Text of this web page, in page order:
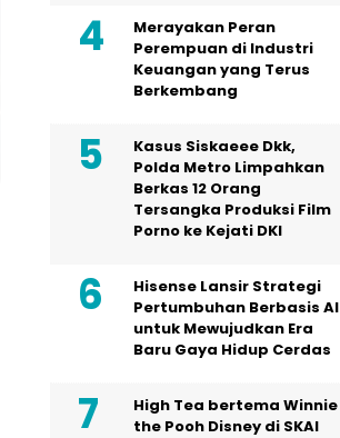
Merayakan Peran
Perempuan di Industri
Keuangan yang Terus
Berkembang
Kasus Siskaeee Dkk,
Polda Metro Limpahkan
Berkas 12 Orang
Tersangka Produksi Film
Porno ke Kejati DKI
Hisense Lansir Strategi
Pertumbuhan Berbasis AI
untuk Mewujudkan Era
Baru Gaya Hidup Cerdas
High Tea bertema Winnie
the Pooh Disney di SKAI